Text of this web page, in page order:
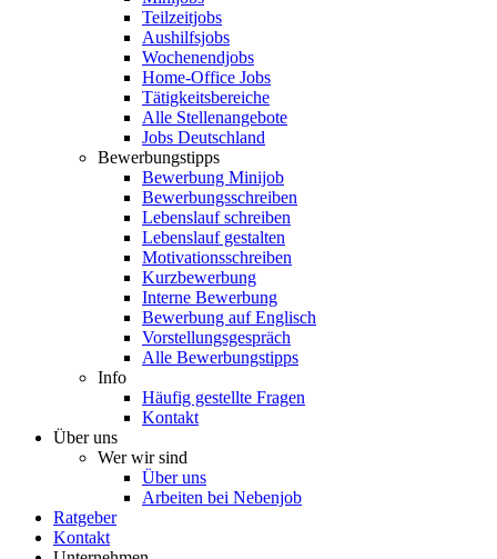
Teilzeitjobs
Aushilfsjobs
Wochenendjobs
Home-Office Jobs
Tätigkeitsbereiche
Alle Stellenangebote
Jobs Deutschland
Bewerbungstipps
Bewerbung Minijob
Bewerbungsschreiben
Lebenslauf schreiben
Lebenslauf gestalten
Motivationsschreiben
Kurzbewerbung
Interne Bewerbung
Bewerbung auf Englisch
Vorstellungsgespräch
Alle Bewerbungstipps
Info
Häufig gestellte Fragen
Kontakt
Über uns
Wer wir sind
Über uns
Arbeiten bei Nebenjob
Ratgeber
Kontakt